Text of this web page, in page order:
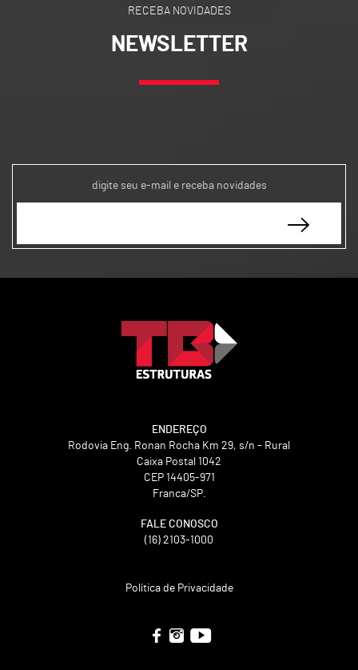
RECEBA NOVIDADES
NEWSLETTER
ENDEREÇO
Rodovia Eng. Ronan Rocha Km 29, s/n - Rural
Caixa Postal 1042
CEP 14405-971
Franca/SP.
FALE CONOSCO
(16) 2103-1000
Política de Privacidade